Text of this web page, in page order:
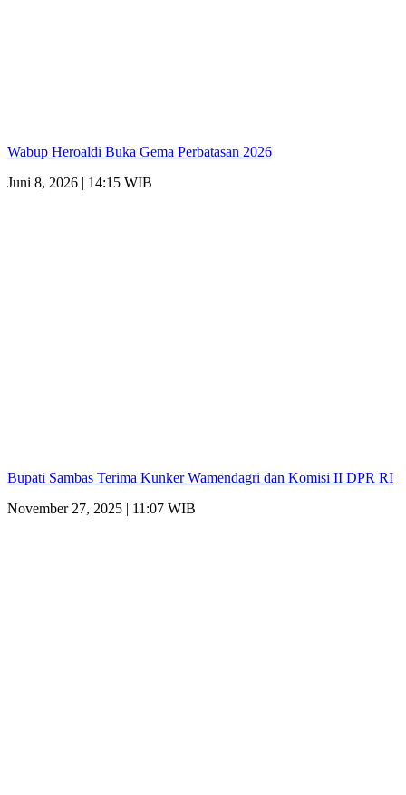
Wabup Heroaldi Buka Gema Perbatasan 2026
Juni 8, 2026 | 14:15 WIB
Bupati Sambas Terima Kunker Wamendagri dan Komisi II DPR RI
November 27, 2025 | 11:07 WIB